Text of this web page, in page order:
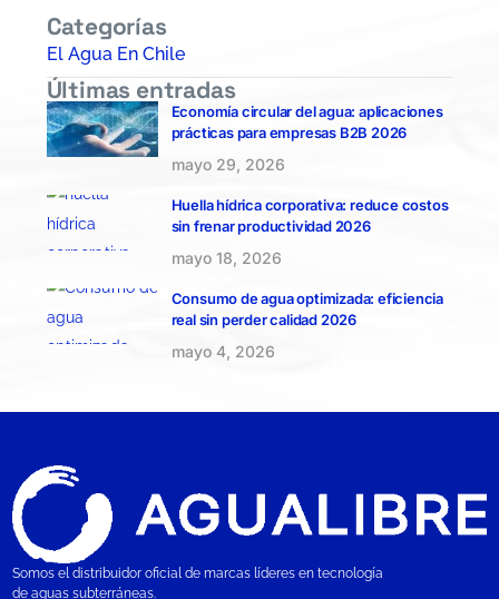
Categorías
El Agua En Chile
Últimas entradas
Economía circular del agua: aplicaciones
prácticas para empresas B2B 2026
mayo 29, 2026
Huella hídrica corporativa: reduce costos
sin frenar productividad 2026
mayo 18, 2026
Consumo de agua optimizada: eficiencia
real sin perder calidad 2026
mayo 4, 2026
Somos el distribuidor oficial de marcas líderes en tecnología
de aguas subterráneas.